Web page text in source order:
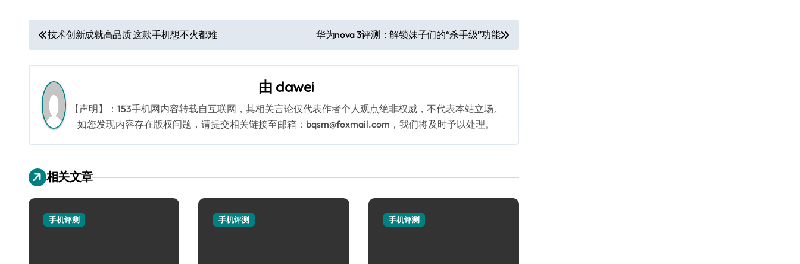
文
章
导
航
技术创新成就高品质 这款手机想不火都难 华为nova 3评测：解锁妹子们的“杀手级”功能
由 dawei
【声明】：153手机网内容转载自互联网，其相关言论仅代表作者个人观点绝非权威，不代表本站立场。
如您发现内容存在版权问题，请提交相关链接至邮箱：bqsm@foxmail.com，我们将及时予以处理。
相关文章
手机评测 手机评测 手机评测